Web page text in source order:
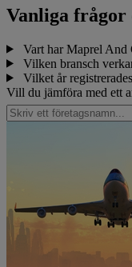
Vanliga frågor
Vart har Maprel
Vilken bransch
Vilket år
Vill du jämföra med ett